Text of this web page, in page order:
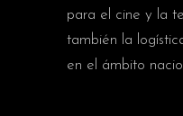
para el cine y la
también la
en el ámbito